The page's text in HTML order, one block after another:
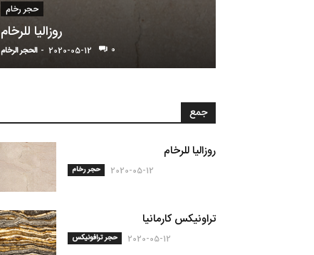
حجر رخام
روزاليا للرخام
الحجر الرخام - 2020-05-12 0
جمع
روزاليا للرخام
حجر رخام 2020-05-12
تراونیکس کارمانیا
حجر ترافونيكس 2020-05-12